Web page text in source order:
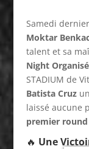
Samedi dernier
Moktar
talent et sa
Night Organisé
STADIUM de
Batista Cruzun
laissé aucune
premier round
🔥 Une